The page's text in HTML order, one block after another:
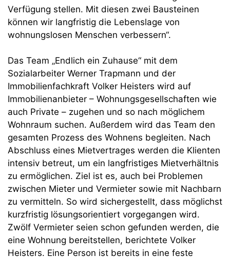
Verfügung stellen. Mit diesen zwei Bausteinen
können wir langfristig die Lebenslage von
wohnungslosen Menschen verbessern“.
Das Team „Endlich ein Zuhause“ mit dem
Sozialarbeiter Werner Trapmann und der
Immobilienfachkraft Volker Heisters wird auf
Immobilienanbieter – Wohnungsgesellschaften wie
auch Private – zugehen und so nach möglichem
Wohnraum suchen. Außerdem wird das Team den
gesamten Prozess des Wohnens begleiten. Nach
Abschluss eines Mietvertrages werden die Klienten
intensiv betreut, um ein langfristiges Mietverhältnis
zu ermöglichen. Ziel ist es, auch bei Problemen
zwischen Mieter und Vermieter sowie mit Nachbarn
zu vermitteln. So wird sichergestellt, dass möglichst
kurzfristig lösungsorientiert vorgegangen wird.
Zwölf Vermieter seien schon gefunden werden, die
eine Wohnung bereitstellen, berichtete Volker
Heisters. Eine Person ist bereits in eine feste